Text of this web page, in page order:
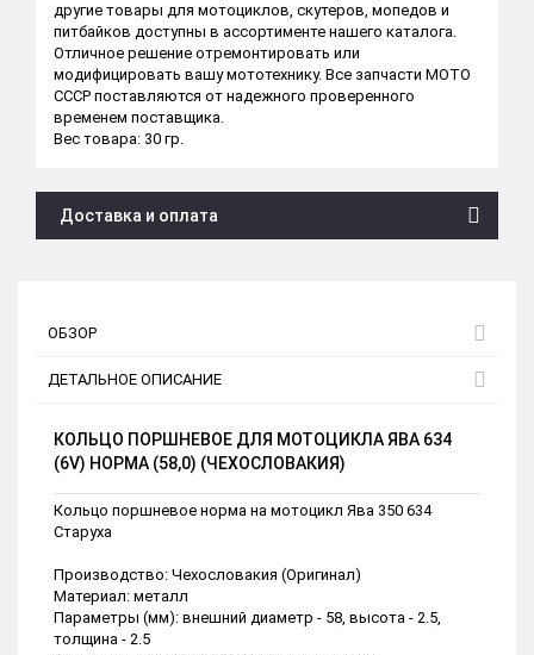
другие товары для мотоциклов, скутеров, мопедов и
питбайков доступны в ассортименте нашего каталога.
Отличное решение отремонтировать или
модифицировать вашу мототехнику. Все запчасти МОТО
СССР поставляются от надежного проверенного
временем поставщика.
Вес товара: 30 гр.
Доставка и оплата
ОБЗОР
ДЕТАЛЬНОЕ ОПИСАНИЕ
КОЛЬЦО ПОРШНЕВОЕ ДЛЯ МОТОЦИКЛА ЯВА 634
(6V) НОРМА (58,0) (ЧЕХОСЛОВАКИЯ)
Кольцо поршневое норма на мотоцикл Ява 350 634
Старуха
Производство: Чехословакия (Оригинал)
Материал: металл
Параметры (мм): внешний диаметр - 58, высота - 2.5,
толщина - 2.5